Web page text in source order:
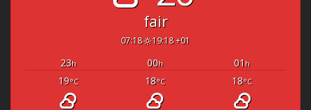
fair
07:18 19:18 +01
23h 00h 01 h
19°C 18°C 18°C